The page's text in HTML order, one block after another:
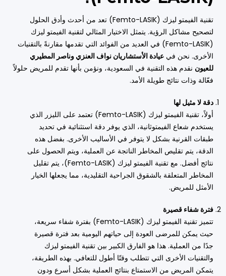
تقنية الفيمتو ليزك (Femto-LASIK) تعد من أحدث وأدق الحلول
لتصحيح مشاكل الرؤية. يتمثل الاختيار المثالي لتقنية الفيمتو ليزك
(Femto-LASIK) في العديد من الفوائد التي تقدمها مقارنةً بالتقنيات
الأخرى. نحن في عيادة الأستشاريان نواف العنزي وناصر المطيري
للعيون نقدم هذه التقنية في السعودية، ونؤمن بأنها تقدم للمريض حلولاً
فعّالة وذات نتائج طويلة الأمد.
دقة لا مثيل لها
أولاً، تقنية الفيمتو ليزك (Femto-LASIK) تعتمد على الليزر الذي
يستخدم شعاع الفيمتوثانية، الذي يوفر دقة استثنائية في تحديد
طبقات القرنية بشكل لا يتوفر في الأساليب الأخرى. بفضل هذه
الدقة، يتم تقليص المخاطر الناتجة عن العملية، ويتم الحصول على
نتائج أفضل. مع تقنية الفيمتو ليزك (Femto-LASIK)، يتم تقليل
المخاطر المتعلقة بالشقوق الجراحية التقليدية، مما يجعلها الخيار
الأمثل للمريض.
فترة شفاء قصيرة
تتميز تقنية الفيمتو ليزك (Femto-LASIK) بفترة شفاء سريعة،
حيث يمكن للمرضى العودة إلى حياتهم اليومية بعد فترة قصيرة
جدًا من العملية. هذا هو الفارق الكبير بين تقنية الفيمتو ليزك
والتقنيات الأخرى التي تتطلب وقتًا أطول للتعافي. بهذه الطريقة،
يتمكن المريض من الاستمتاع بنتائج العملية بشكل أسرع ودون